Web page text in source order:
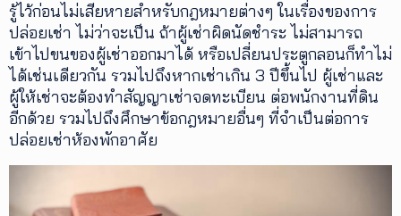
รู้ไว้ก่อนไม่เสียหายสำหรับกฎหมายต่างๆ ในเรื่องของการ
ปล่อยเช่า ไม่ว่าจะเป็น ถ้าผู้เช่าผิดนัดชำระ ไม่สามารถ
เข้าไปขนของผู้เช่าออกมาได้ หรือเปลี่ยนประตูกลอนก็ทำไม่
ได้เช่นเดียวกัน รวมไปถึงหากเช่าเกิน 3 ปีขึ้นไป ผู้เช่าและ
ผู้ให้เช่าจะต้องทำสัญญาเช่าจดทะเบียน ต่อพนักงานที่ดิน
อีกด้วย รวมไปถึงศึกษาข้อกฎหมายอื่นๆ ที่จำเป็นต่อการ
ปล่อยเช่าห้องพักอาศัย